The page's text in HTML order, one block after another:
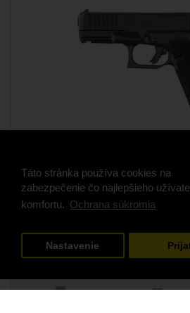
Táto stránka používa cookies na
zabezpečenie čo najlepšieho
komfortu. Ochrana súkromia
Nastavenie
LEN OSOBNÝ ODBER NA ZP! .bm-g6{font-
family:Montserrat,Arial,Helvetica,sans-